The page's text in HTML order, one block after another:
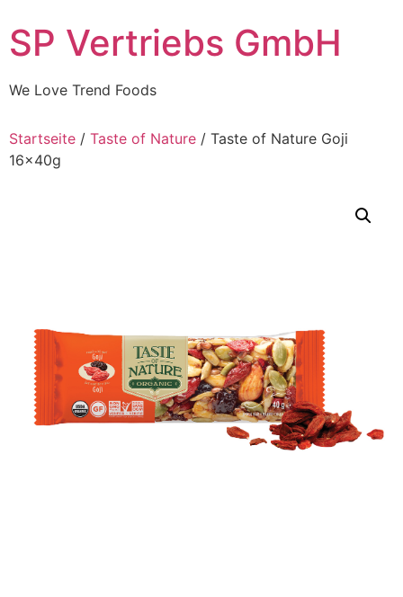
to
content
SP Vertriebs GmbH
We Love Trend Foods
Startseite / Taste of Nature / Taste of Nature Goji
16x40g